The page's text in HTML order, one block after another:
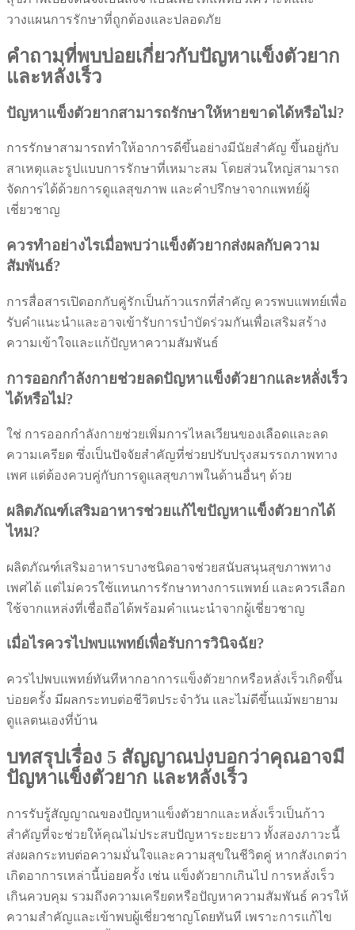
วางแผนการรักษาที่ถูกต้องและปลอดภัย
คำถามที่พบบ่อยเกี่ยวกับปัญหาแข็งตัวยาก
และหลั่งเร็ว
ปัญหาแข็งตัวยากสามารถรักษาให้หายขาดได้หรือไม่?
การรักษาสามารถทำให้อาการดีขึ้นอย่างมีนัยสำคัญ ขึ้นอยู่กับ
สาเหตุและรูปแบบการรักษาที่เหมาะสม โดยส่วนใหญ่สามารถ
จัดการได้ด้วยการดูแลสุขภาพ และคำปรึกษาจากแพทย์ผู้
เชี่ยวชาญ
ควรทำอย่างไรเมื่อพบว่าแข็งตัวยากส่งผลกับความ
สัมพันธ์?
การสื่อสารเปิดอกกับคู่รักเป็นก้าวแรกที่สำคัญ ควรพบแพทย์เพื่อ
รับคำแนะนำและอาจเข้ารับการบำบัดร่วมกันเพื่อเสริมสร้าง
ความเข้าใจและแก้ปัญหาความสัมพันธ์
การออกกำลังกายช่วยลดปัญหาแข็งตัวยากและหลั่งเร็ว
ได้หรือไม่?
ใช่ การออกกำลังกายช่วยเพิ่มการไหลเวียนของเลือดและลด
ความเครียด ซึ่งเป็นปัจจัยสำคัญที่ช่วยปรับปรุงสมรรถภาพทาง
เพศ แต่ต้องควบคู่กับการดูแลสุขภาพในด้านอื่นๆ ด้วย
ผลิตภัณฑ์เสริมอาหารช่วยแก้ไขปัญหาแข็งตัวยากได้
ไหม?
ผลิตภัณฑ์เสริมอาหารบางชนิดอาจช่วยสนับสนุนสุขภาพทาง
เพศได้ แต่ไม่ควรใช้แทนการรักษาทางการแพทย์ และควรเลือก
ใช้จากแหล่งที่เชื่อถือได้พร้อมคำแนะนำจากผู้เชี่ยวชาญ
เมื่อไรควรไปพบแพทย์เพื่อรับการวินิจฉัย?
ควรไปพบแพทย์ทันทีหากอาการแข็งตัวยากหรือหลั่งเร็วเกิดขึ้น
บ่อยครั้ง มีผลกระทบต่อชีวิตประจำวัน และไม่ดีขึ้นแม้พยายาม
ดูแลตนเองที่บ้าน
บทสรุปเรื่อง 5 สัญญาณบ่งบอกว่าคุณอาจมี
ปัญหาแข็งตัวยาก และหลั่งเร็ว
การรับรู้สัญญาณของปัญหาแข็งตัวยากและหลั่งเร็วเป็นก้าว
สำคัญที่จะช่วยให้คุณไม่ประสบปัญหาระยะยาว ทั้งสองภาวะนี้
ส่งผลกระทบต่อความมั่นใจและความสุขในชีวิตคู่ หากสังเกตว่า
เกิดอาการเหล่านี้บ่อยครั้ง เช่น แข็งตัวยากเกินไป การหลั่งเร็ว
เกินควบคุม รวมถึงความเครียดหรือปัญหาความสัมพันธ์ ควรให้
ความสำคัญและเข้าพบผู้เชี่ยวชาญโดยทันที เพราะการแก้ไข